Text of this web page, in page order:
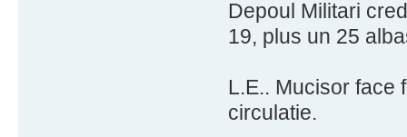
Depoul Militari
19, plus un 25
L.E.. Mucisor face
circulatie.